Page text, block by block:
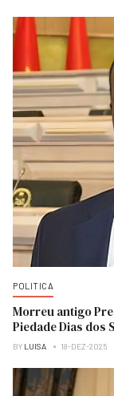
POLITICA
Morreu antigo
Piedade Dias dos
BY LUISA 18-DEZ-2025